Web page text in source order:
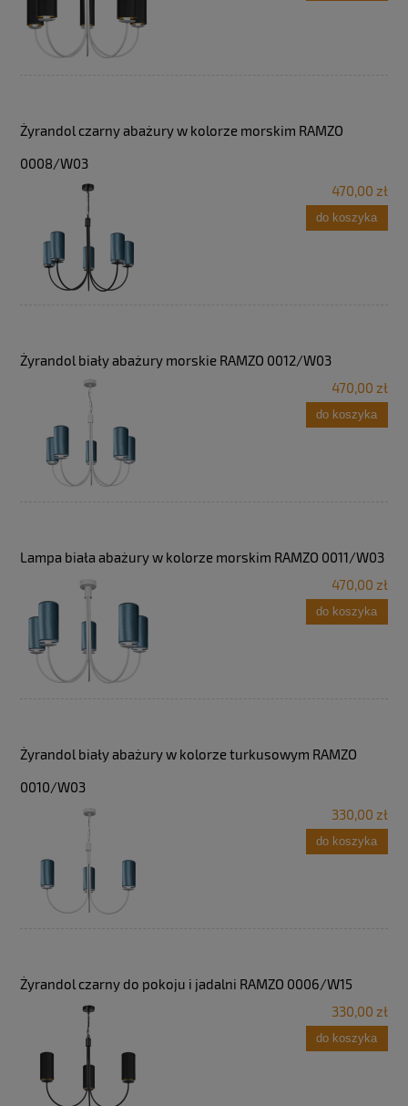
Żyrandol czarny abażury w kolorze morskim RAMZO
0008/W03
470,00 zł
do koszyka
Żyrandol biały abażury morskie RAMZO 0012/W03
470,00 zł
do koszyka
Lampa biała abażury w kolorze morskim RAMZO 0011/W03
470,00 zł
do koszyka
Żyrandol biały abażury w kolorze turkusowym RAMZO
0010/W03
330,00 zł
do koszyka
Żyrandol czarny do pokoju i jadalni RAMZO 0006/W15
330,00 zł
do koszyka